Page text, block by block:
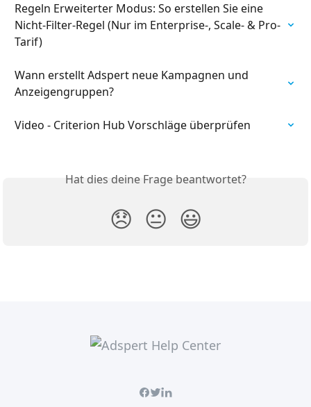
Regeln Erweiterter Modus: So erstellen Sie eine
Nicht-Filter-Regel (Nur im Enterprise-, Scale- & Pro-
Tarif)
Wann erstellt Adspert neue Kampagnen und
Anzeigengruppen?
Video - Criterion Hub Vorschläge überprüfen
Hat dies deine Frage beantwortet?
😞 😐 😃